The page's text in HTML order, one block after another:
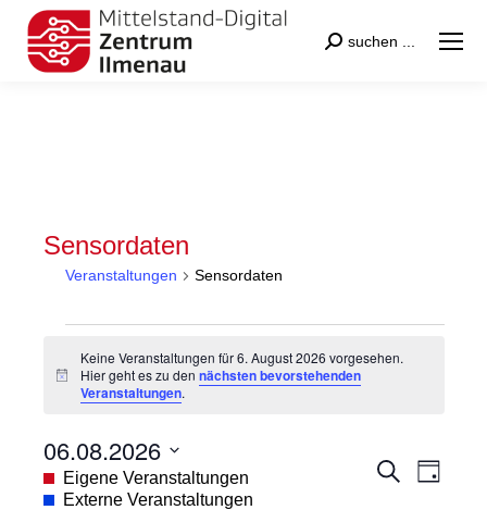
Search:
suchen ...
Sensordaten
Veranstaltungen Sensordaten
für
August
2026
Hinweis
Keine Veranstaltungen für 6. August 2026 vorgesehen.
Hier geht es zu dennächsten bevorstehenden
Veranstaltungen.
Suche
Tag
06.08.2026
Datum
wählen.
Eigene Veranstaltungen
Externe Veranstaltungen